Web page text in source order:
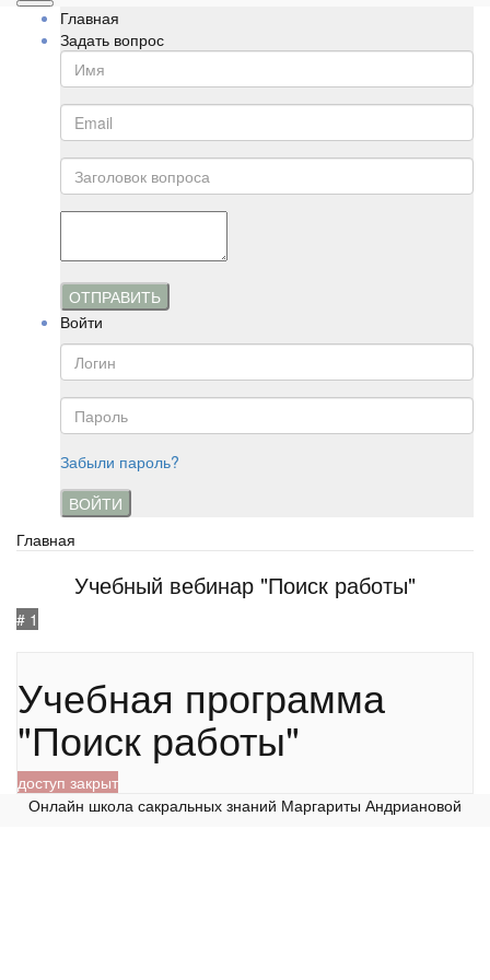
Главная
Задать вопрос
ОТПРАВИТЬ
Войти
Забыли пароль?
ВОЙТИ
Главная
Учебный вебинар "Поиск работы"
# 1
Учебная программа
"Поиск работы"
доступ закрыт
Онлайн школа сакральных знаний Маргариты Андриановой